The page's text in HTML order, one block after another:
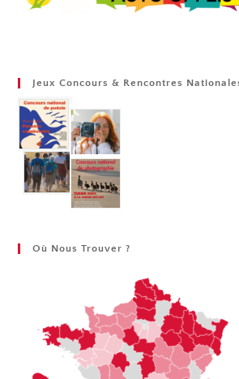
Jeux Concours & Rencontres
Où Nous Trouver ?